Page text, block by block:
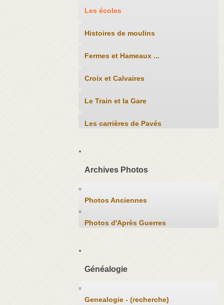
Les écoles
Histoires de moulins
Fermes et Hameaux ...
Croix et Calvaires
Le Train et la Gare
Les carrières de Pavés
Archives Photos
Photos Anciennes
Photos d'Après Guerres
Généalogie
Genealogie - (recherche)